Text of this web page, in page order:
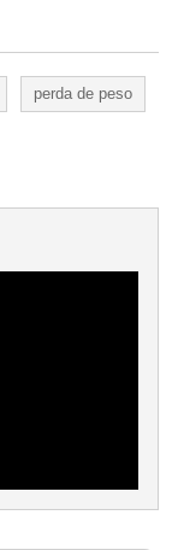
perda de peso